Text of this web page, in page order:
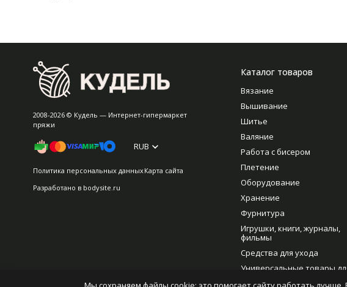
2008-2026 © Кудель — Интернет-гипермаркет
пряжи
RUB
Политика персональных данныхКарта сайта
Разработано в bodysite.ru
Каталог товаров
Вязание
Вышивание
Шитье
Валяние
Работа с бисером
Плетение
Оборудование
Хранение
Фурнитура
Игрушки, книги, журналы,
фильмы
Средства для ухода
Универсальные товары